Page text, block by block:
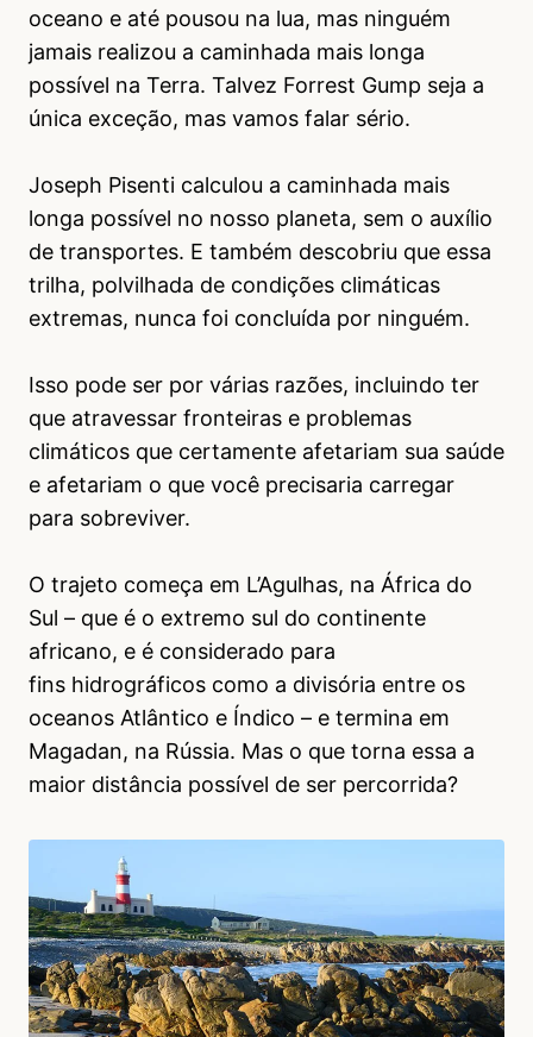
oceano e até pousou na lua, mas ninguém
jamais realizou a caminhada mais longa
possível na Terra. Talvez Forrest Gump seja a
única exceção, mas vamos falar sério.
Joseph Pisenti calculou a caminhada mais
longa possível no nosso planeta, sem o auxílio
de transportes. E também descobriu que essa
trilha, polvilhada de condições climáticas
extremas, nunca foi concluída por ninguém.
Isso pode ser por várias razões, incluindo ter
que atravessar fronteiras e problemas
climáticos que certamente afetariam sua saúde
e afetariam o que você precisaria carregar
para sobreviver.
O trajeto começa em L’Agulhas, na África do
Sul – que é o extremo sul do continente
africano, e é considerado para
fins hidrográficos como a divisória entre os
oceanos Atlântico e Índico – e termina em
Magadan, na Rússia. Mas o que torna essa a
maior distância possível de ser percorrida?